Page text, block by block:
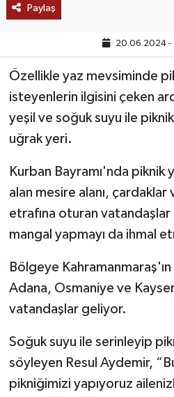
Paylaş
20.06.2024 -
Özellikle yaz mevsiminde
isteyenlerin ilgisini çeken
yeşil ve soğuk suyu ile
uğrak yeri.
Kurban Bayramı'nda piknik
alan mesire alanı, çardaklar
etrafına oturan vatandaşlar
mangal yapmayı da ihmal
Bölgeye Kahramanmaraş'ın
Adana, Osmaniye ve
vatandaşlar geliyor.
Soğuk suyu ile serinleyip
söyleyen Resul Aydemir,
pikniğimizi yapıyoruz
YAŞAM
KÜLTÜR SANAT